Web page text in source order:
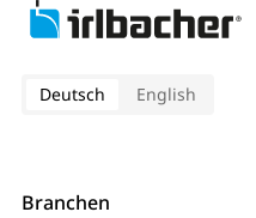
Deutsch English
Branchen